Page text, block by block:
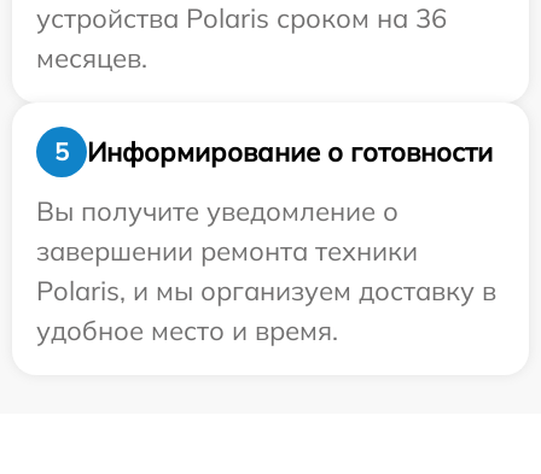
устройства Polaris сроком на 36
месяцев.
5
Информирование о готовности
Вы получите уведомление о
завершении ремонта техники
Polaris, и мы организуем доставку в
удобное место и время.